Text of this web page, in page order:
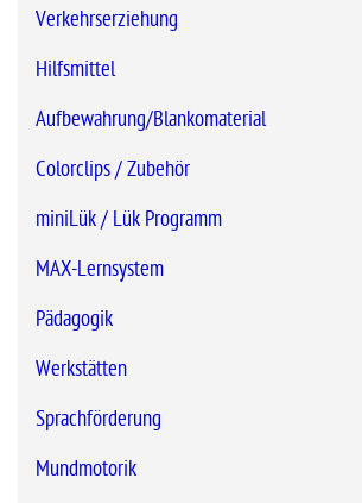
Verkehrserziehung
Hilfsmittel
Aufbewahrung/Blankomaterial
Colorclips / Zubehör
miniLük / Lük Programm
MAX-Lernsystem
Pädagogik
Werkstätten
Sprachförderung
Mundmotorik